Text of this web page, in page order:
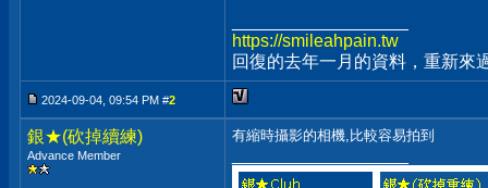
https://smileahpain.tw
回復的去年一月的資料，重新來
2024-09-04, 09:54 PM #2
銀★(砍掉續練)
Advance Member
有縮時攝影的相機,比較容易拍到